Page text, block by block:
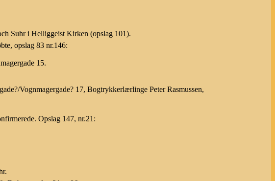
Suhr i Helliggeist Kirken (opslag 101).
opslag 83 nr.146:
15.
Vognmagergade? 17, Bogtrykkerlærlinge Peter Rasmussen,
Opslag 147, nr.21: